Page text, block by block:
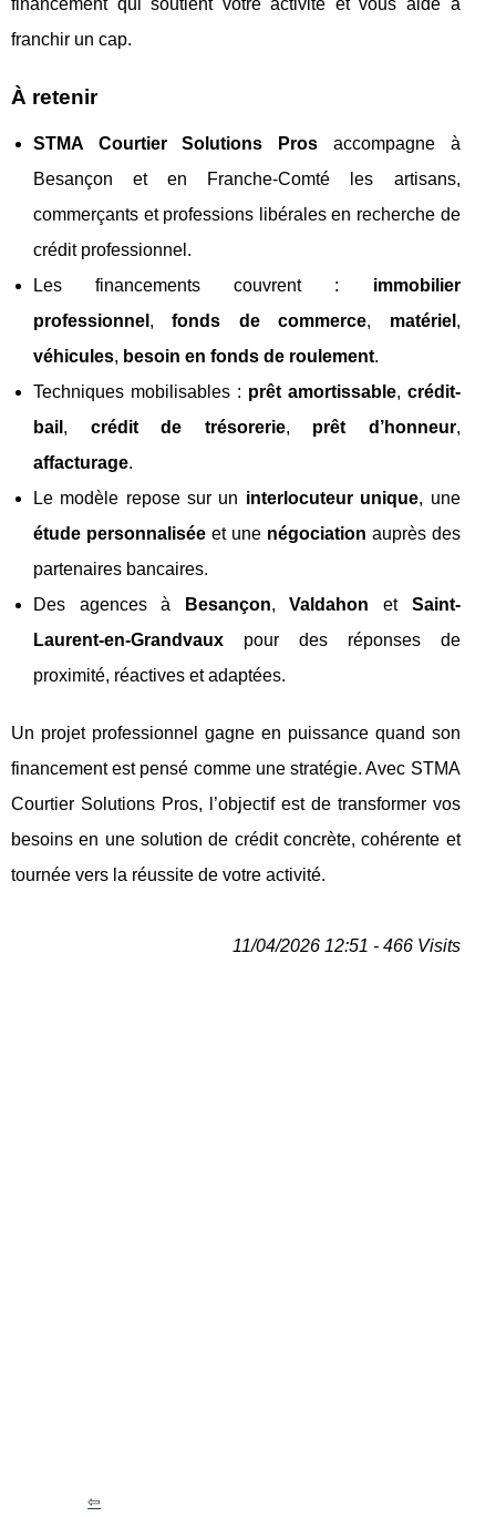
financement qui soutient votre activité et vous aide à
franchir un cap.
À retenir
STMA Courtier Solutions Pros accompagne à
Besançon et en Franche-Comté les artisans,
commerçants et professions libérales en recherche de
crédit professionnel.
Les financements couvrent : immobilier
professionnel ,fonds de commerce, matériel ,
véhicules, besoin en fonds de roulement.
Techniques mobilisables : prêt amortissable, crédit-
bail , crédit de trésorerie, prêt d’honneur,
affacturage.
Le modèle repose sur un interlocuteur unique, une
étude personnaliséeet une négociation auprès des
partenaires bancaires.
Des agences à
Besançon,Valdahon et Saint-
Laurent-en-Grandvaux pour des réponses de
proximité, réactives et adaptées.
Un projet professionnel gagne en puissance quand son
financement est pensé comme une stratégie. Avec STMA
Courtier Solutions Pros, l’objectif est de transformer vos
besoins en une solution de crédit concrète, cohérente et
tournée vers la réussite de votre activité.
11/04/2026 12:51 - 466 Visits